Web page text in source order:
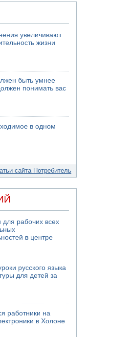
увеличивают
жизни
быть умнее
понимать вас
в одном
сайта Потребитель
для рабочих всех
в центре
русского языка
для детей за
работники на
в Холоне